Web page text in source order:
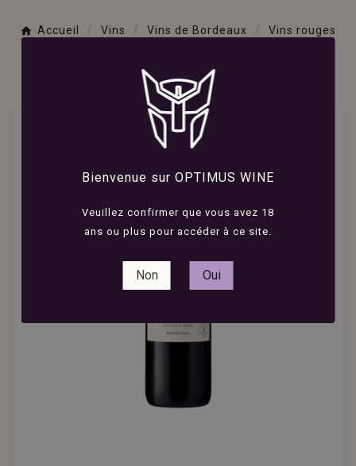
Bienvenue sur OPTIMUS WINE
Veuillez confirmer que vous avez 18
ans ou plus pour accéder à ce site.
Non Oui
Accueil Vins Vins de Bordeaux
Vins rouges
Château Paradis Casseuil - Bordeaux - Rouge - 2022 -
75cl